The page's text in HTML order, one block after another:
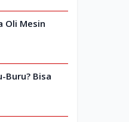
Oli Mesin
Buru? Bisa